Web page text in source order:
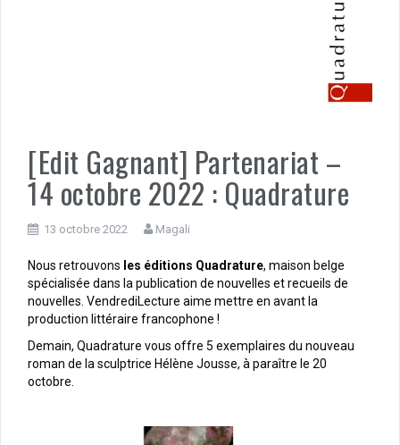
[Edit Gagnant] Partenariat –
14 octobre 2022 : Quadrature
13 octobre 2022 Magali
Nous retrouvons les éditions Quadrature, maison belge
spécialisée dans la publication de nouvelles et recueils de
nouvelles. VendrediLecture aime mettre en avant la
production littéraire francophone !
Demain, Quadrature vous offre 5 exemplaires du nouveau
roman de la sculptrice Hélène Jousse, à paraître le 20
octobre.